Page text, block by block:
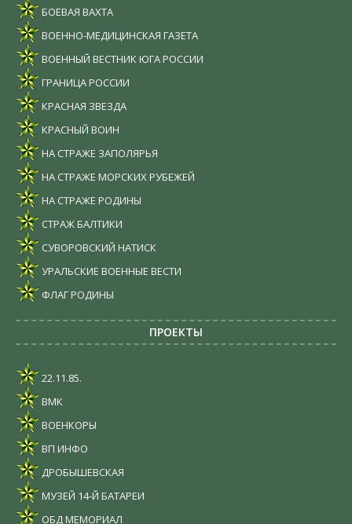
БОЕВАЯ ВАХТА
ВОЕННО-МЕДИЦИНСКАЯ ГАЗЕТА
ВОЕННЫЙ ВЕСТНИК ЮГА РОССИИ
ГРАНИЦА РОССИИ
КРАСНАЯ ЗВЕЗДА
КРАСНЫЙ ВОИН
НА СТРАЖЕ ЗАПОЛЯРЬЯ
НА СТРАЖЕ МОРСКИХ РУБЕЖЕЙ
НА СТРАЖЕ РОДИНЫ
СТРАЖ БАЛТИКИ
СУВОРОВСКИЙ НАТИСК
УРАЛЬСКИЕ ВОЕННЫЕ ВЕСТИ
ФЛАГ РОДИНЫ
ПРОЕКТЫ
22.11.85.
ВМК
ВОЕНКОРЫ
ВП ИНФО
ДРОБЫШЕВСКАЯ
МУЗЕЙ 14-Й БАТАРЕИ
ОБД МЕМОРИАЛ